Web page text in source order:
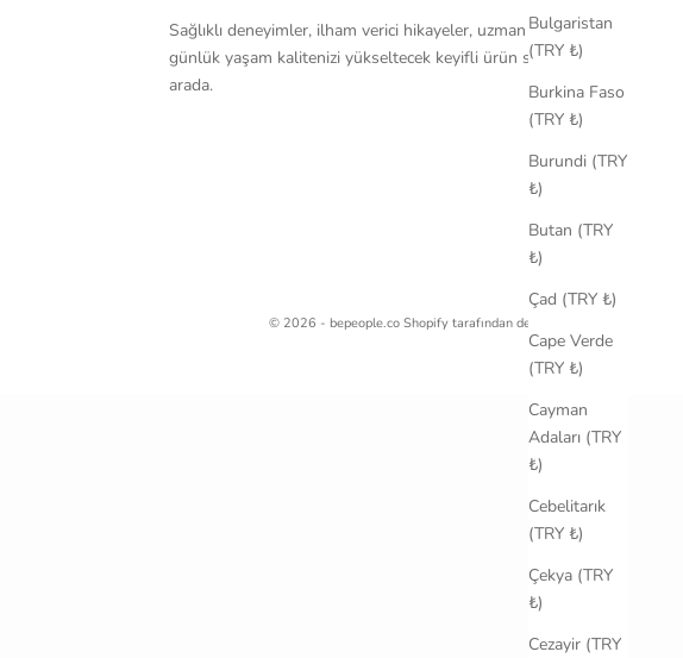
Bulgaristan
(TRY ₺)
Burkina Faso
(TRY ₺)
Burundi (TRY
₺)
Butan (TRY
₺)
Çad (TRY ₺)
Cape Verde
(TRY ₺)
Cayman
Adaları (TRY
₺)
Cebelitarık
(TRY ₺)
Çekya (TRY
₺)
Cezayir (TRY
Sağlıklı deneyimler, ilham verici hikayeler, uzman tavsiyeleri ve
günlük yaşam kalitenizi yükseltecek keyifli ürün seçkileri bir
arada.
© 2026 - bepeople.co Shopify tarafından desteklenmektedir